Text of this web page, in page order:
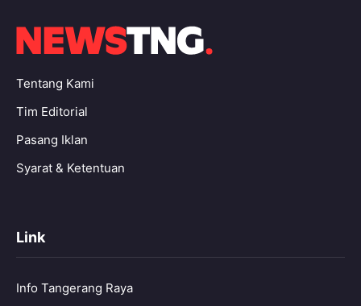
Tentang Kami
Tim Editorial
Pasang Iklan
Syarat & Ketentuan
Link
Info Tangerang Raya